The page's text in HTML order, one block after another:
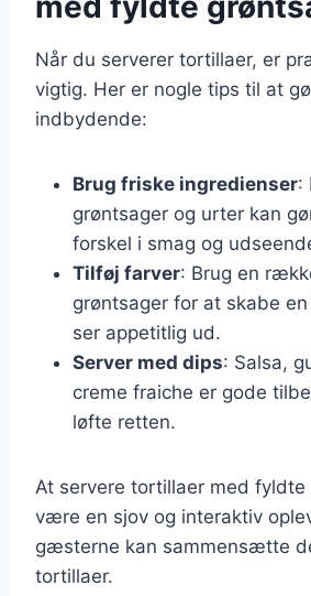
Når du serverer tortillaer, er
vigtig. Her er nogle tips til at
indbydende:
Brug friske ingredienser:
grøntsager og urter kan
forskel i smag og
Tilføj farver: Brug en
grøntsager for at skabe
ser appetitlig ud.
Server med dips: Salsa,
creme fraiche er gode
løfte retten.
At servere tortillaer med fyldte
være en sjov og interaktiv
gæsterne kan sammensætte
tortillaer.